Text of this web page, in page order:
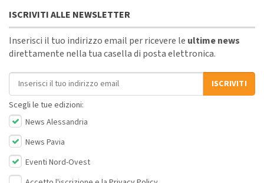
ISCRIVITI ALLE NEWSLETTER
Inserisci il tuo indirizzo email per ricevere le ultime news
direttamente nella tua casella di posta elettronica.
Indirizzo email
ISCRIVITI
Scegli le tue edizioni:
News Alessandria
News Pavia
Eventi Nord-Ovest